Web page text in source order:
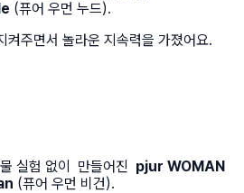
(퓨어 우먼 누드).
켜주면서 놀라운 지속력을 가졌어요.
실험 없이 만들어진 pjur WOMAN
(퓨어 우먼 비건).